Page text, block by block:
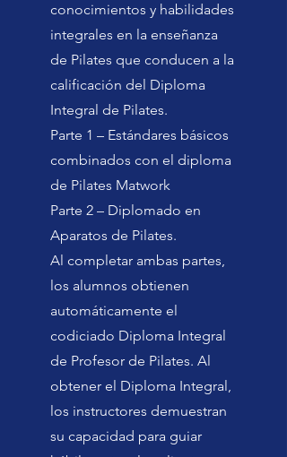
conocimientos y habilidades
integrales en la enseñanza
de Pilates que conducen a la
calificación del Diploma
Integral de Pilates.
Parte 1 – Estándares básicos
combinados con el diploma
de Pilates Matwork
Parte 2 – Diplomado en
Aparatos de Pilates.
Al completar ambas partes,
los alumnos obtienen
automáticamente el
codiciado Diploma Integral
de Profesor de Pilates. Al
obtener el Diploma Integral,
los instructores demuestran
su capacidad para guiar